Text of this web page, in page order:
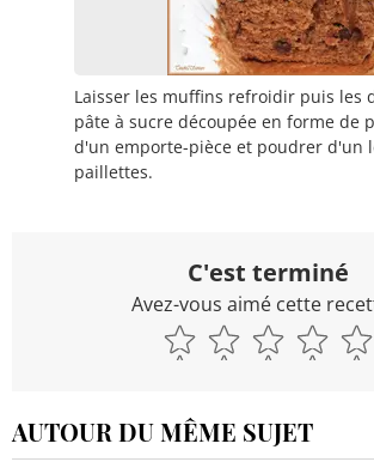
Laisser les muffins refroidir puis les
pâte à sucre découpée en forme de
d'un emporte-pièce et poudrer d'un
paillettes.
C'est terminé
Avez-vous aimé cette
AUTOUR DU MÊME SUJET